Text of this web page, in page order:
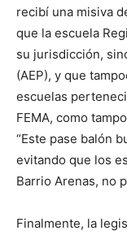
recibí una misiva
que la escuela
su jurisdicción,
(AEP), y que
escuelas
FEMA, como
“Este pase balón
evitando que los
Barrio Arenas, no
Finalmente, la